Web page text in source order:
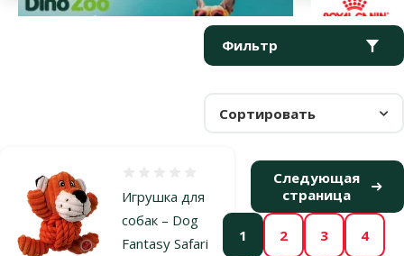
Фильтр
Сортировать
Продукты в категории Пищащие игрушки для собак
Игрушка для
собак – Dog
Fantasy Safari
1 2 3 4
Следующая
страница